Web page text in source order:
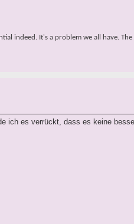
indeed. It's a problem we all have.
ich es verrückt, dass es keine